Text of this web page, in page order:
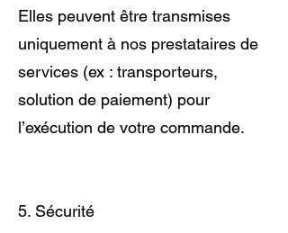
Elles peuvent être transmises
uniquement à nos prestataires de
services (ex : transporteurs,
solution de paiement) pour
l’exécution de votre commande.
5. Sécurité